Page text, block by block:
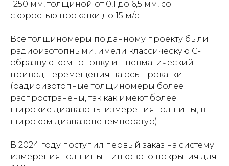
1250 мм, толщиной от 0,1 до 6,5 мм, со
скоростью прокатки до 15 м/с.
Все толщиномеры по данному проекту были
радиоизотопными, имели классическую С-
образную компоновку и пневматический
привод перемещения на ось прокатки
(радиоизотопные толщиномеры более
распространены, так как имеют более
широкие диапазоны измерения толщины, в
широком диапазоне температур).
В 2024 году поступил первый заказ на систему
измерения толщины цинкового покрытия для